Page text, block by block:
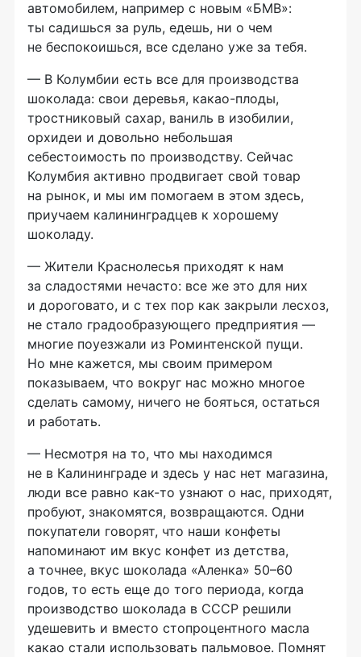
автомобилем, например с новым «БМВ»:
ты садишься за руль, едешь, ни о чем
не беспокоишься, все сделано уже за тебя.
— В Колумбии есть все для производства
шоколада: свои деревья, какао-плоды,
тростниковый сахар, ваниль в изобилии,
орхидеи и довольно небольшая
себестоимость по производству. Сейчас
Колумбия активно продвигает свой товар
на рынок, и мы им помогаем в этом здесь,
приучаем калининградцев к хорошему
шоколаду.
— Жители Краснолесья приходят к нам
за сладостями нечасто: все же это для них
и дороговато, и с тех пор как закрыли лесхоз,
не стало градообразующего предприятия —
многие поуезжали из Роминтенской пущи.
Но мне кажется, мы своим примером
показываем, что вокруг нас можно многое
сделать самому, ничего не бояться, остаться
и работать.
— Несмотря на то, что мы находимся
не в Калининграде и здесь у нас нет магазина,
люди все равно как-то узнают о нас, приходят,
пробуют, знакомятся, возвращаются. Одни
покупатели говорят, что наши конфеты
напоминают им вкус конфет из детства,
а точнее, вкус шоколада «Аленка» 50–60
годов, то есть еще до того периода, когда
производство шоколада в СССР решили
удешевить и вместо стопроцентного масла
какао стали использовать пальмовое. Помнят